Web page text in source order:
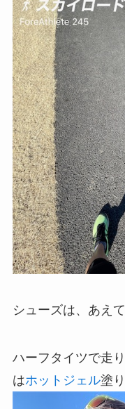
シューズは、あえ
ハーフタイツで走
はホットジェル塗